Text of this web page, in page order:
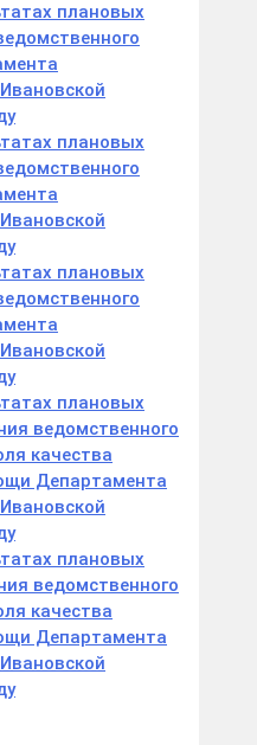
плановых
плановых
плановых
плановых
ведомственного
качества
Департамента
плановых
ведомственного
качества
Департамента